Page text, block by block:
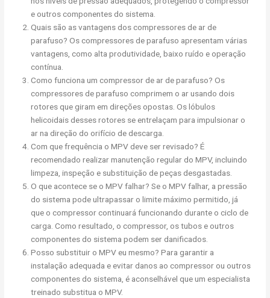
e outros componentes do sistema.
Quais são as vantagens dos compressores de ar de
parafuso? Os compressores de parafuso apresentam várias
vantagens, como alta produtividade, baixo ruído e operação
contínua.
Como funciona um compressor de ar de parafuso? Os
compressores de parafuso comprimem o ar usando dois
rotores que giram em direções opostas. Os lóbulos
helicoidais desses rotores se entrelaçam para impulsionar o
ar na direção do orifício de descarga.
Com que frequência o MPV deve ser revisado? É
recomendado realizar manutenção regular do MPV, incluindo
limpeza, inspeção e substituição de peças desgastadas.
O que acontece se o MPV falhar? Se o MPV falhar, a pressão
do sistema pode ultrapassar o limite máximo permitido, já
que o compressor continuará funcionando durante o ciclo de
carga. Como resultado, o compressor, os tubos e outros
componentes do sistema podem ser danificados.
Posso substituir o MPV eu mesmo? Para garantir a
instalação adequada e evitar danos ao compressor ou outros
componentes do sistema, é aconselhável que um especialista
treinado substitua o MPV.